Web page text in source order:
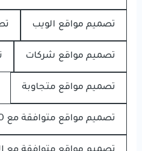
تصميم مواقع الويب
تصميم مواقع شركات
تصميم مواقع متجاوبة
تصميم مواقع متوافقة مع SEO